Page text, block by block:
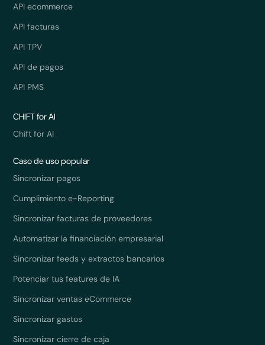
API ecommerce
API facturas
API TPV
API de pagos
API PMS
CHIFT for AI
Chift for AI
Caso de uso popular
Sincronizar pagos
Cumplimiento e-Reporting
Sincronizar facturas de proveedores
Automatizar la financiación empresarial
Sincronizar feeds y extractos bancarios
Potenciar tus features de IA
Sincronizar ventas eCommerce
Sincronizar gastos
Sincronizar cierre de caja